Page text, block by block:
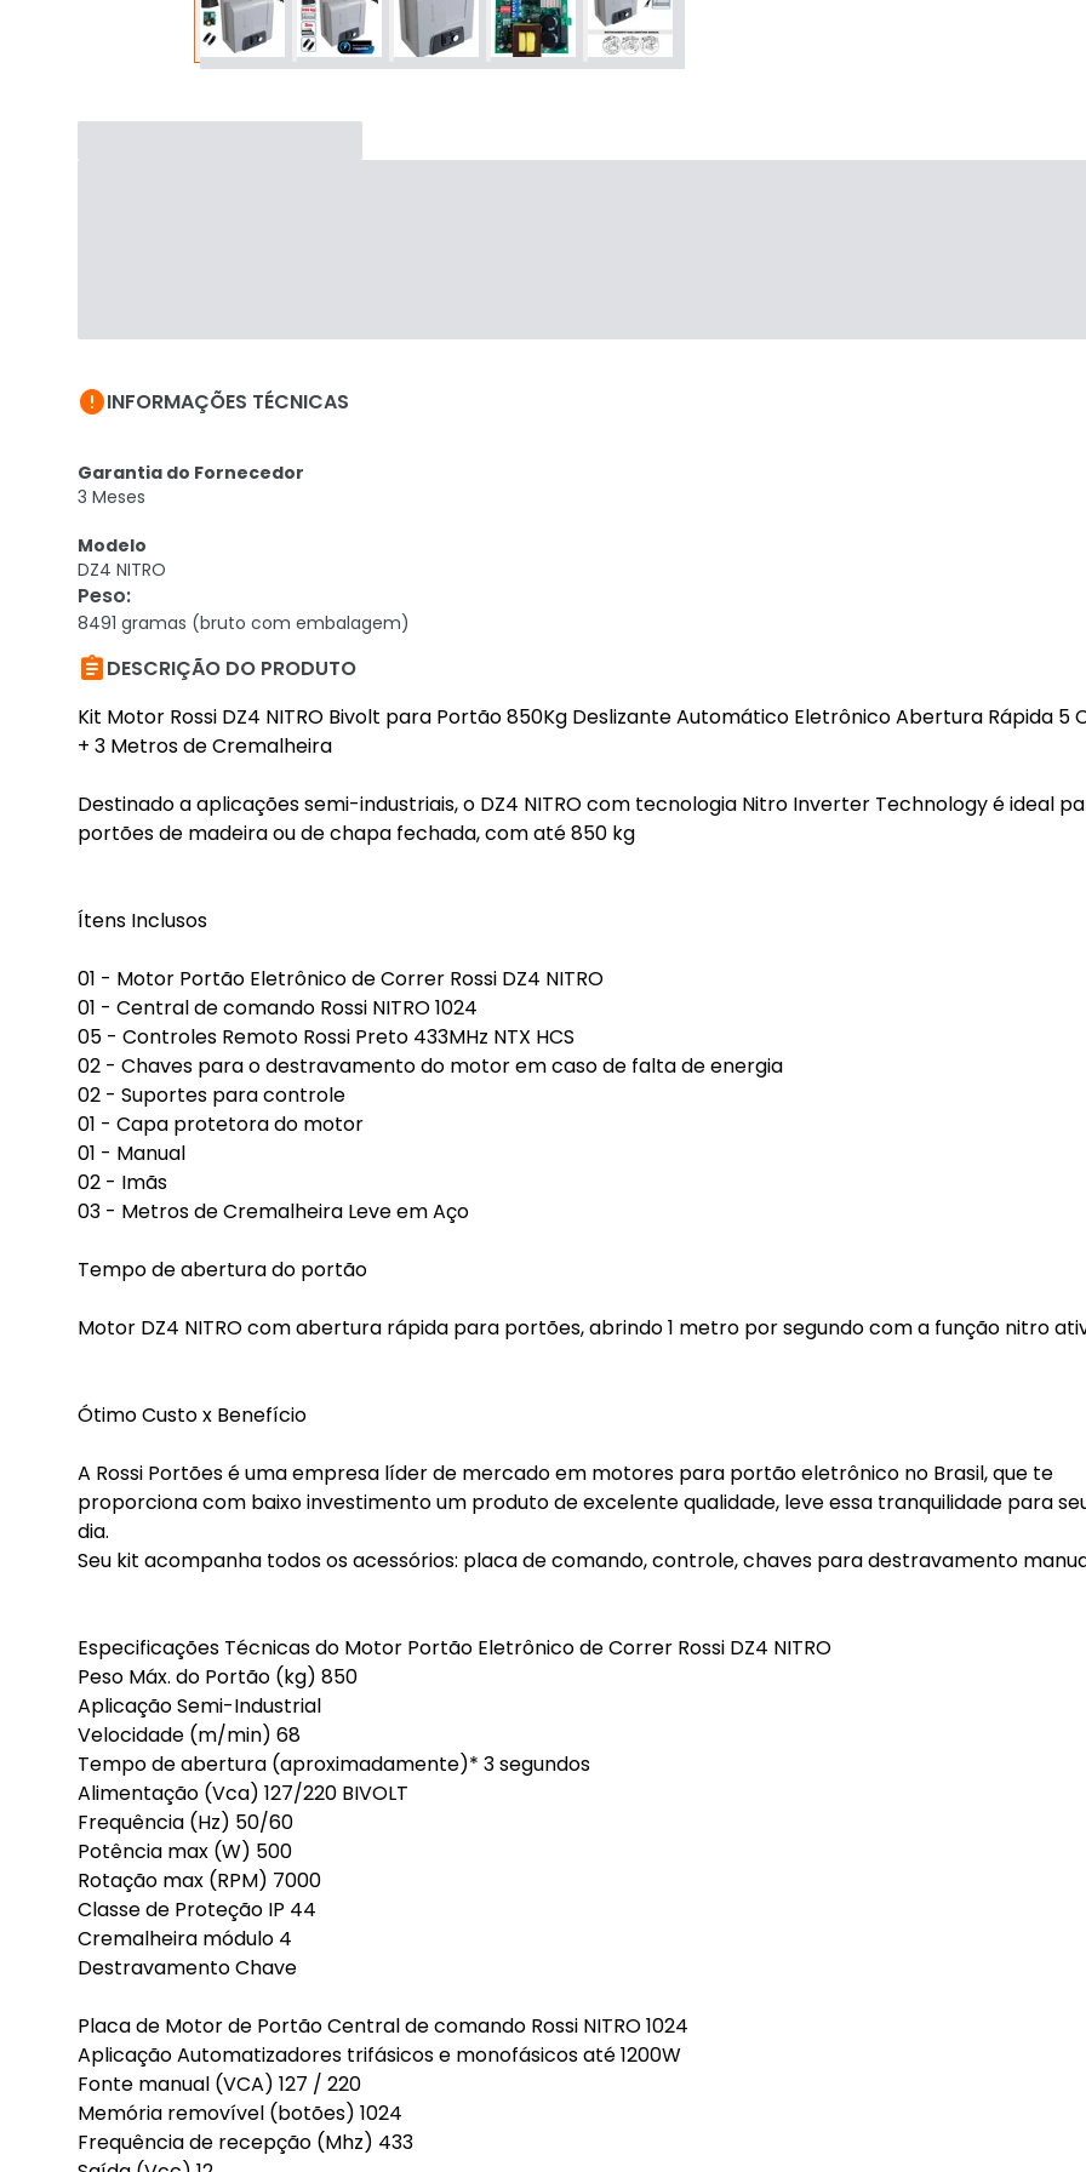
INFORMAÇÕES TÉCNICAS
Garantia do Fornecedor
3 Meses
Modelo
DZ4 NITRO
Peso:
8491 gramas (bruto com embalagem)
DESCRIÇÃO DO PRODUTO
Kit Motor Rossi DZ4 NITRO Bivolt para Portão 850Kg Deslizante Automático Eletrônico Abertura Rápida 5
+ 3 Metros de Cremalheira
Destinado a aplicações semi-industriais, o DZ4 NITRO com tecnologia Nitro Inverter Technology é ideal
portões de madeira ou de chapa fechada, com até 850 kg
Ítens Inclusos
01 - Motor Portão Eletrônico de Correr Rossi DZ4 NITRO
01 - Central de comando Rossi NITRO 1024
05 - Controles Remoto Rossi Preto 433MHz NTX HCS
02 - Chaves para o destravamento do motor em caso de falta de energia
02 - Suportes para controle
01 - Capa protetora do motor
01 - Manual
02 - Imãs
03 - Metros de Cremalheira Leve em Aço
Tempo de abertura do portão
Motor DZ4 NITRO com abertura rápida para portões, abrindo 1 metro por segundo com a função nitro
Ótimo Custo x Benefício
A Rossi Portões é uma empresa líder de mercado em motores para portão eletrônico no Brasil, que te
proporciona com baixo investimento um produto de excelente qualidade, leve essa tranquilidade para
dia.
Seu kit acompanha todos os acessórios: placa de comando, controle, chaves para destravamento
Especificações Técnicas do Motor Portão Eletrônico de Correr Rossi DZ4 NITRO
Peso Máx. do Portão (kg) 850
Aplicação Semi-Industrial
Velocidade (m/min) 68
Tempo de abertura (aproximadamente)* 3 segundos
Alimentação (Vca) 127/220 BIVOLT
Frequência (Hz) 50/60
Potência max (W) 500
Rotação max (RPM) 7000
Classe de Proteção IP 44
Cremalheira módulo 4
Destravamento Chave
Placa de Motor de Portão Central de comando Rossi NITRO 1024
Aplicação Automatizadores trifásicos e monofásicos até 1200W
Fonte manual (VCA) 127 / 220
Memória removível (botões) 1024
Frequência de recepção (Mhz) 433